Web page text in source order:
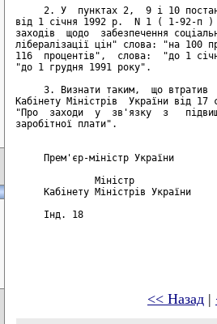
2. У  пунктах 2,  9 і 10
від 1 січня 1992 р.  N 1 ( 1-92-п )
заходів  щодо  забезпечення
лібералізації цін" слова: "на 100
116  процентів",  слова:  "до 1
"до 1 грудня 1991 року".
3. Визнати таким,  що втратив
Кабінету Міністрів  України від
"Про  заходи  у  зв'язку  з
заробітної плати".
Прем'єр-міністр України
              Міністр
Кабінету Міністрів України
     Інд. 18
<< Назад |